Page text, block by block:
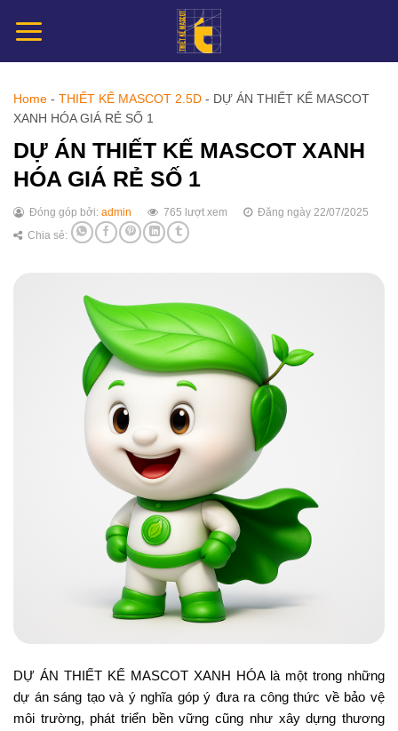
đến
Home - THIẾT KẾ MASCOT 2.5D - DỰ ÁN THIẾT KẾ MASCOT
XANH HÓA GIÁ RẺ SỐ 1
DỰ ÁN THIẾT KẾ MASCOT XANH
HÓA GIÁ RẺ SỐ 1
Đóng góp bởi: admin 765 lượt xem
Đăng ngày 22/07/2025
Chia sẻ:
DỰ ÁN THIẾT KẾ MASCOT XANH HÓA là một trong những
dự án sáng tạo và ý nghĩa góp ý đưa ra công thức về bảo vệ
môi trường, phát triển bền vững cũng như xây dựng thương